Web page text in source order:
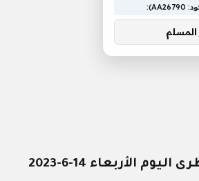
الأربعاء 14-6-2023